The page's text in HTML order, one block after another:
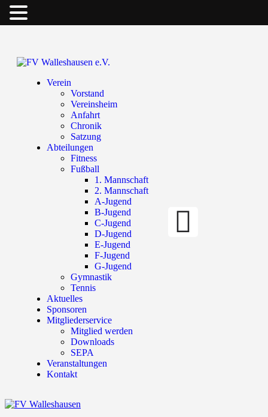
Verein
Vorstand
Vereinsheim
Anfahrt
Chronik
Satzung
Abteilungen
Fitness
Fußball
1. Mannschaft
2. Mannschaft
A-Jugend
B-Jugend
C-Jugend
D-Jugend
E-Jugend
F-Jugend
G-Jugend
Gymnastik
Tennis
Aktuelles
Sponsoren
Mitgliederservice
Mitglied werden
Downloads
SEPA
Veranstaltungen
Kontakt